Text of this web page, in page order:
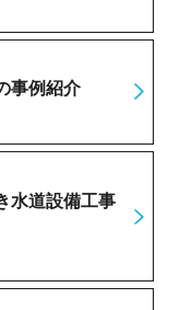
事例紹介
水道設備工事